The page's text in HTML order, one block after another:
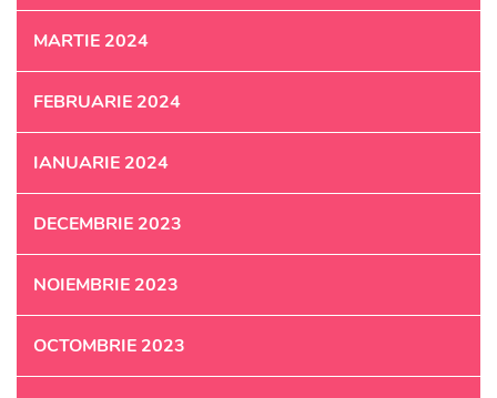
MARTIE 2024
FEBRUARIE 2024
IANUARIE 2024
DECEMBRIE 2023
NOIEMBRIE 2023
OCTOMBRIE 2023